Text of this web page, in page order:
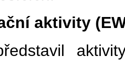
aktivity